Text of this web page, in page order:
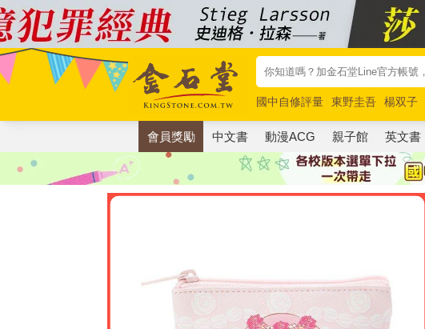
國中自修評量 東野圭吾 楊双子
唯紅花綻放
奧德賽 路邊攤新作
會員獎勵 中文書 動漫ACG 親子館 英文書